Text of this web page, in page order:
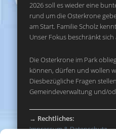
2026 soll es wieder eine
rund um die Osterkrone
am Start. Familie Scholz
Unser Fokus beschränkt
Die Osterkrone im Park
können, dürfen und wollen
Diesbezügliche Fragen
Gemeindeverwaltung und/
→ Rechtliches:
Impressum & Datenschutz